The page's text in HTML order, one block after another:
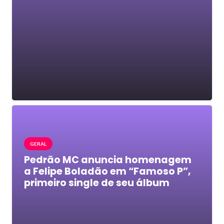
GERAL
Pedrão MC anuncia homenagem
a Felipe Boladão em “Famoso P”,
primeiro single de seu álbum